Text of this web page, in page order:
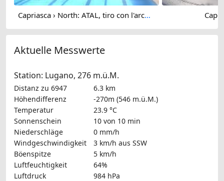
Capriasca › North: ATAL, tiro con l'arco - Centro balneare Capriasca - Arena sportiva Capriasca - Parco Melontano
Aktuelle Messwerte
Station: Lugano, 276 m.ü.M.
Distanz zu 6947
6.3 km
Höhendifferenz
-270m (546 m.ü.M.)
Temperatur
23.9 °C
Sonnenschein
10 von 10 min
Niederschläge
0 mm/h
Windgeschwindigkeit
3 km/h aus SSW
Böenspitze
5 km/h
Luftfeuchtigkeit
64%
Luftdruck
984 hPa